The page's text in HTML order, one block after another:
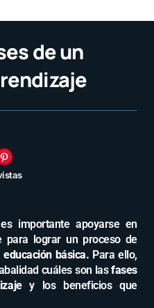
de un
importante apoyarse en
para lograr un proceso de
educación básica. Para ello,
cuáles son lasfases
y los beneficios que